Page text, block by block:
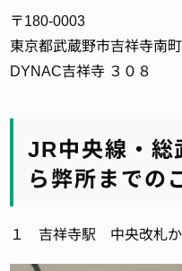
〒180-0003
東京都武蔵野市吉祥寺南
DYNAC吉祥寺 ３０８
JR中央線・
ら弊所までの
１ 吉祥寺駅 中央改札か